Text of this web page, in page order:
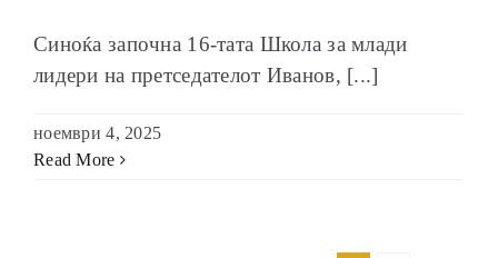
Синоќа започна 16-тата Школа за млади
лидери на претседателот Иванов, [...]
ноември 4, 2025
Read More